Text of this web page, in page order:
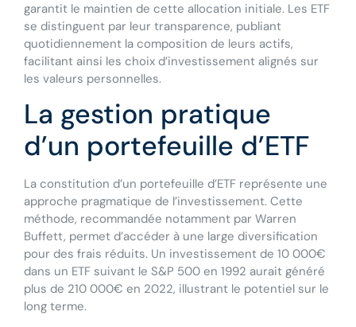
garantit le maintien de cette allocation initiale. Les ETF
se distinguent par leur transparence, publiant
quotidiennement la composition de leurs actifs,
facilitant ainsi les choix d’investissement alignés sur
les valeurs personnelles.
La gestion pratique
d’un portefeuille d’ETF
La constitution d’un portefeuille d’ETF représente une
approche pragmatique de l’investissement. Cette
méthode, recommandée notamment par Warren
Buffett, permet d’accéder à une large diversification
pour des frais réduits. Un investissement de 10 000€
dans un ETF suivant le S&P 500 en 1992 aurait généré
plus de 210 000€ en 2022, illustrant le potentiel sur le
long terme.